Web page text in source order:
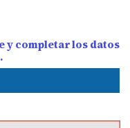
y completar los datos